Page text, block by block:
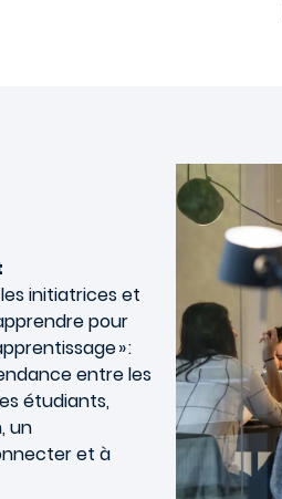
initiatrices et
pour
» :
entre les
étudiants,
un
et à